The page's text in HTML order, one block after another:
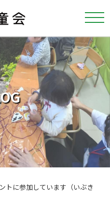
に参加しています（いぶき